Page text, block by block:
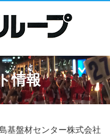
情報
基盤材センター株式会社